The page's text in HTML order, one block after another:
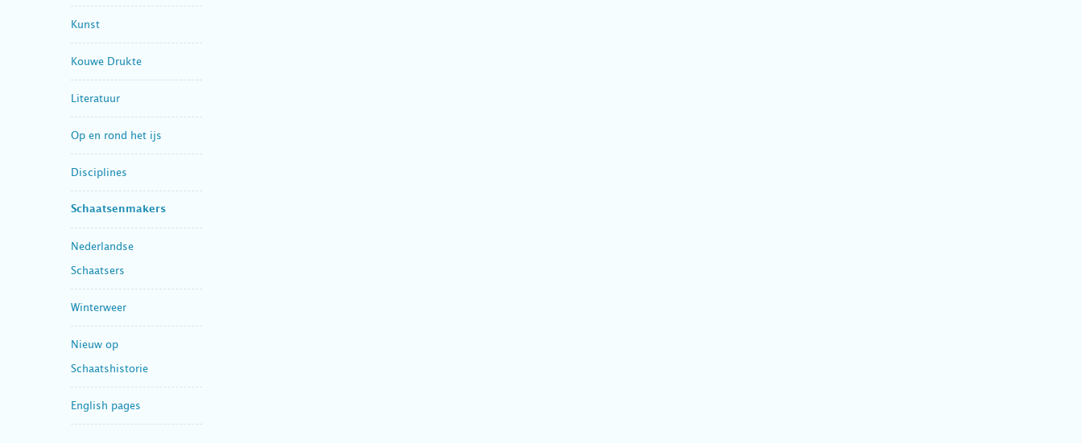
Kunst
Kouwe Drukte
Literatuur
Op en rond het ijs
Disciplines
Schaatsenmakers
Nederlandse
Schaatsers
Winterweer
Nieuw op
Schaatshistorie
English pages